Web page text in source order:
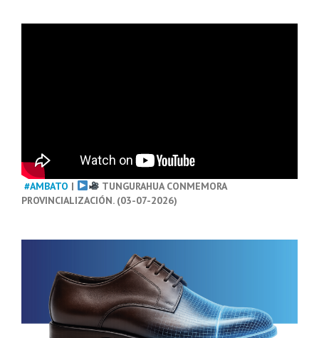
#AMBATO |
TUNGURAHUA CONMEMORA
PROVINCIALIZACIÓN. (03-07-2026)